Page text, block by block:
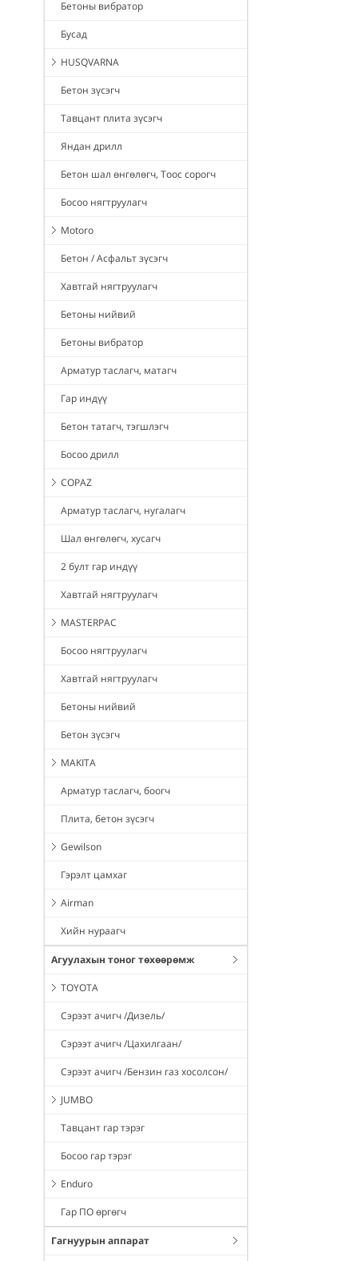
Бетоны вибратор
Бусад
HUSQVARNA
Бетон зүсэгч
Тавцант плита зүсэгч
Яндан дрилл
Бетон шал өнгөлөгч, Тоос сорогч
Босоо нягтруулагч
Motoro
Бетон / Асфальт зүсэгч
Хавтгай нягтруулагч
Бетоны нийвий
Бетоны вибратор
Арматур таслагч, матагч
Гар индүү
Бетон татагч, тэгшлэгч
Босоо дрилл
COPAZ
Арматур таслагч, нугалагч
Шал өнгөлөгч, хусагч
2 булт гар индүү
Хавтгай нягтруулагч
MASTERPAC
Босоо нягтруулагч
Хавтгай нягтруулагч
Бетоны нийвий
Бетон зүсэгч
MAKITA
Арматур таслагч, боогч
Плита, бетон зүсэгч
Gewilson
Гэрэлт цамхаг
Airman
Хийн нураагч
Агуулахын тоног төхөөрөмж
TOYOTA
Сэрээт ачигч /Дизель/
Сэрээт ачигч /Цахилгаан/
Сэрээт ачигч /Бензин газ хосолсон/
JUMBO
Тавцант гар тэрэг
Босоо гар тэрэг
Enduro
Гар ПО өргөгч
Гагнуурын аппарат